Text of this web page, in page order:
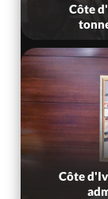
Côte
Côte